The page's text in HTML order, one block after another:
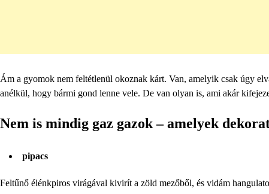
Ám a gyomok nem feltétlenül okoznak kárt. Van, amelyik csak úgy
anélkül, hogy bármi gond lenne vele. De van olyan is, ami akár
Nem is mindig gaz gazok – amelyek
pipacs
Feltűnő élénkpiros virágával kivirít a zöld mezőből, és vidám